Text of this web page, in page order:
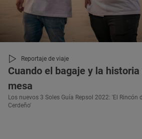
Reportaje de viaje
Cuando el bagaje y la
mesa
Los nuevos 3 Soles Guía Repsol 2022: 'El Rincón
Cerdeño'